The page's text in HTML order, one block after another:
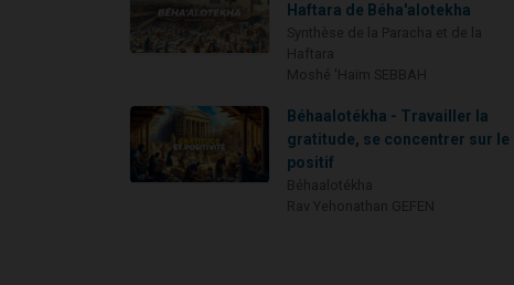
Haftara de Béha'alotekha
Béhaalotékha - Travailler la
gratitude, se concentrer sur le
positif